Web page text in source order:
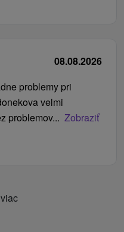
08.08.2026
problemy pri
velmi
problemov... Zobraziť